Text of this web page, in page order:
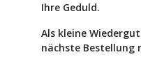
Ihre Geduld.
Als kleine
nächste Bestellung